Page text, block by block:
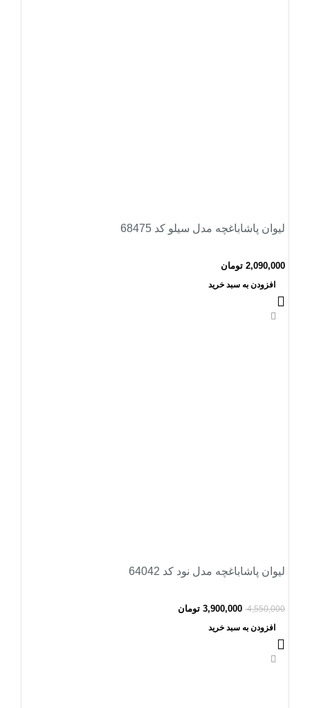
لیوان پاشاباغچه مدل سیلو کد 68475
2,090,000 تومان
افزودن به سبد خرید
لیوان پاشاباغچه مدل نود کد 64042
4,550,000
3,900,000 تومان
افزودن به سبد خرید